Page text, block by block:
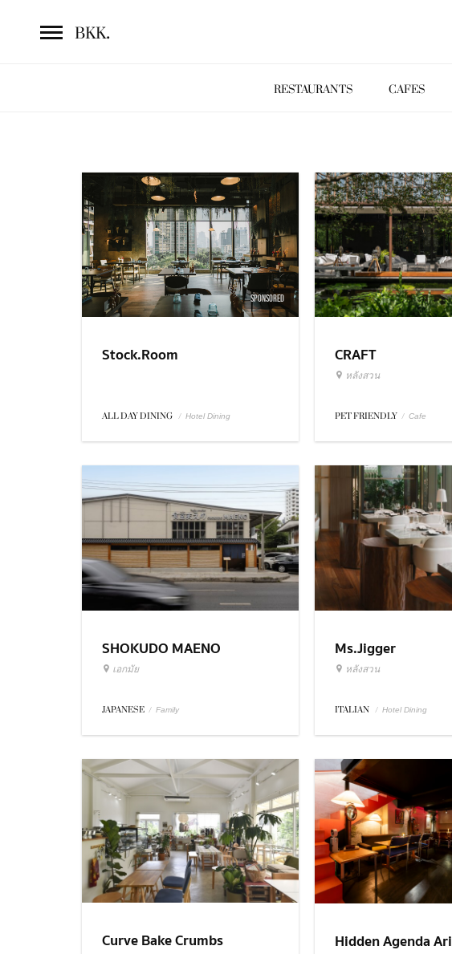
BKK.
RESTAURANTS CAFES
SPONSORED
Stock.Room
ALL DAY DINING / Hotel Dining
CRAFT
หลังสวน
PET FRIENDLY / Cafe
SHOKUDO MAENO
เอกมัย
JAPANESE / Family
Ms.Jigger
หลังสวน
ITALIAN / Hotel Dining
Curve Bake Crumbs Hidden Agenda Ari